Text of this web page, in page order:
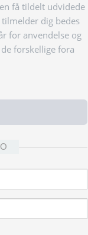
få tildelt udvidede
dig bedes
for anvendelse og
forskellige fora